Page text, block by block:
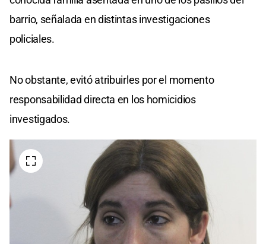
barrio, señalada en distintas investigaciones
policiales.
No obstante, evitó atribuirles por el momento
responsabilidad directa en los homicidios
investigados.